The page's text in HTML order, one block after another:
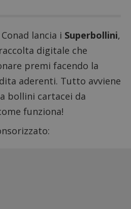
Conad lancia i Superbollini,
digitale che
premi facendo la
aderenti. Tutto avviene
bollini cartacei da
funziona!